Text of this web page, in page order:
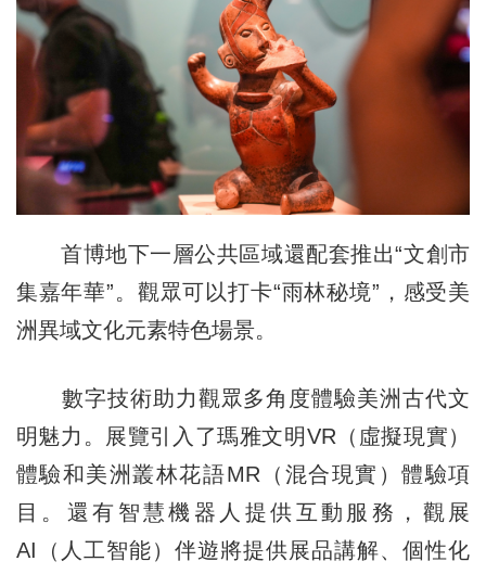
首博地下一層公共區域還配套推出“文創市
集嘉年華”。觀眾可以打卡“雨林秘境”，感受美
洲異域文化元素特色場景。
數字技術助力觀眾多角度體驗美洲古代文
明魅力。展覽引入了瑪雅文明VR（虛擬現實）
體驗和美洲叢林花語MR（混合現實）體驗項
目。還有智慧機器人提供互動服務，觀展
AI（人工智能）伴遊將提供展品講解、個性化